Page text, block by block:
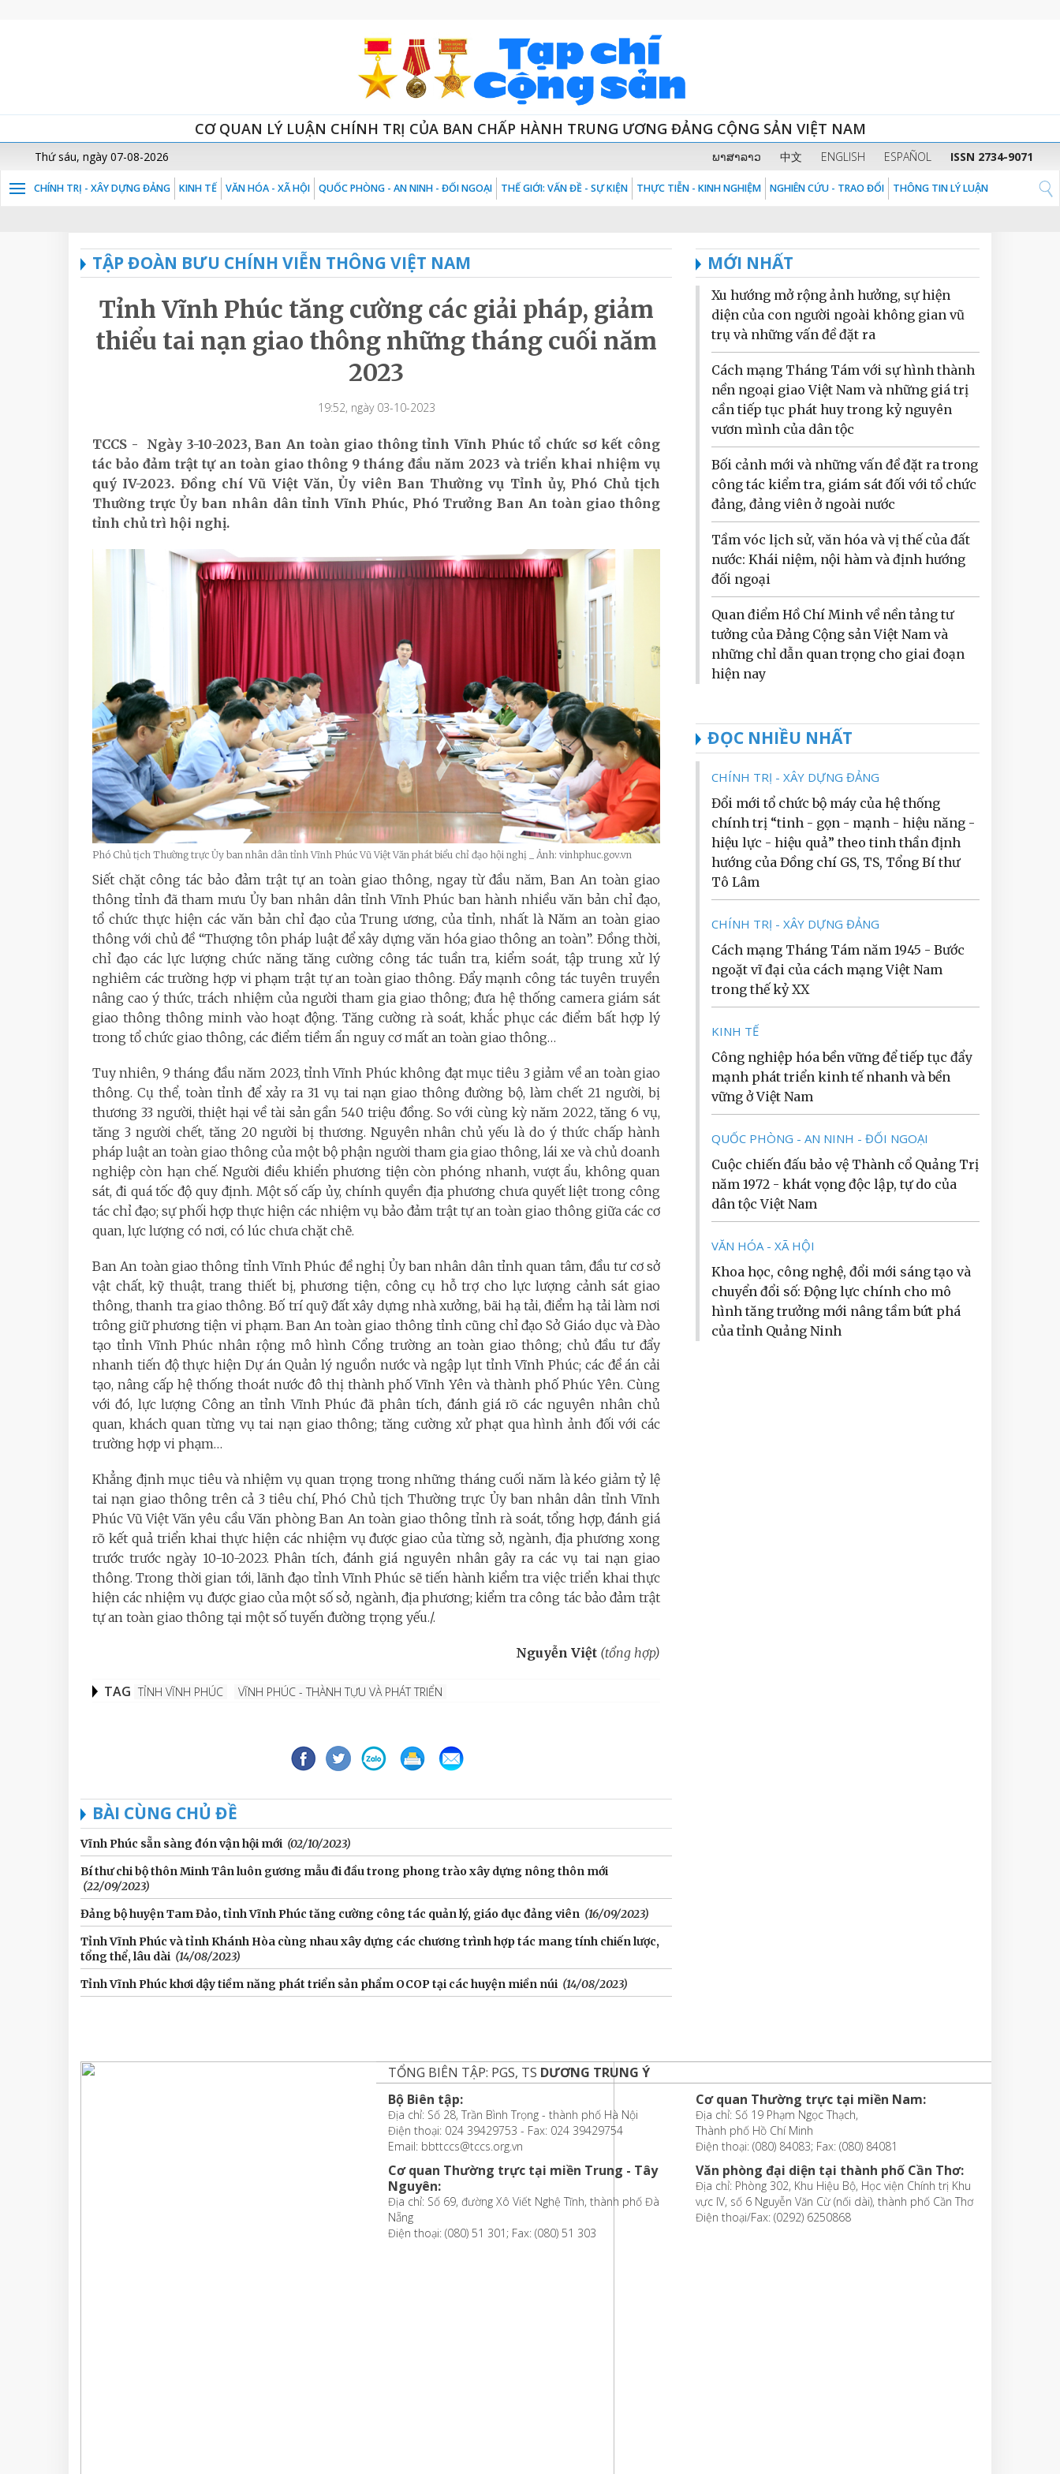
CƠ QUAN LÝ LUẬN CHÍNH TRỊ CỦA BAN CHẤP HÀNH TRUNG ƯƠNG ĐẢNG CỘNG SẢN VIỆT NAM
Thứ sáu, ngày 07-08-2026 ພາສາລາວ 中文 ENGLISH ESPAÑOL ISSN 2734-9071
CHÍNH TRỊ - XÂY DỰNG ĐẢNG KINH TẾ VĂN HÓA - XÃ HỘI QUỐC PHÒNG - AN NINH - ĐỐI NGOẠI THẾ GIỚI: VẤN ĐỀ - SỰ KIỆN THỰC TIỄN - KINH NGHIỆM NGHIÊN CỨU - TRAO ĐỔI THÔNG TIN LÝ LUẬN
TẬP ĐOÀN BƯU CHÍNH VIỄN THÔNG VIỆT NAM
Tỉnh Vĩnh Phúc tăng cường các giải pháp, giảm
thiểu tai nạn giao thông những tháng cuối năm
2023
19:52, ngày 03-10-2023
TCCS - Ngày 3-10-2023, Ban An toàn giao thông tỉnh Vĩnh Phúc tổ chức sơ kết công
tác bảo đảm trật tự an toàn giao thông 9 tháng đầu năm 2023 và triển khai nhiệm vụ
quý IV-2023. Đồng chí Vũ Việt Văn, Ủy viên Ban Thường vụ Tỉnh ủy, Phó Chủ tịch
Thường trực Ủy ban nhân dân tỉnh Vĩnh Phúc, Phó Trưởng Ban An toàn giao thông
tỉnh chủ trì hội nghị.
Phó Chủ tịch Thường trực Ủy ban nhân dân tỉnh Vĩnh Phúc Vũ Việt Văn phát biểu chỉ đạo hội nghị _ Ảnh: vinhphuc.gov.vn
Siết chặt công tác bảo đảm trật tự an toàn giao thông, ngay từ đầu năm, Ban An toàn giao
thông tỉnh đã tham mưu Ủy ban nhân dân tỉnh Vĩnh Phúc ban hành nhiều văn bản chỉ đạo,
tổ chức thực hiện các văn bản chỉ đạo của Trung ương, của tỉnh, nhất là Năm an toàn giao
thông với chủ đề “Thượng tôn pháp luật để xây dựng văn hóa giao thông an toàn”. Đồng thời,
chỉ đạo các lực lượng chức năng tăng cường công tác tuần tra, kiểm soát, tập trung xử lý
nghiêm các trường hợp vi phạm trật tự an toàn giao thông. Đẩy mạnh công tác tuyên truyền
nâng cao ý thức, trách nhiệm của người tham gia giao thông; đưa hệ thống camera giám sát
giao thông thông minh vào hoạt động. Tăng cường rà soát, khắc phục các điểm bất hợp lý
trong tổ chức giao thông, các điểm tiềm ẩn nguy cơ mất an toàn giao thông…
Tuy nhiên, 9 tháng đầu năm 2023, tỉnh Vĩnh Phúc không đạt mục tiêu 3 giảm về an toàn giao
thông. Cụ thể, toàn tỉnh để xảy ra 31 vụ tai nạn giao thông đường bộ, làm chết 21 người, bị
thương 33 người, thiệt hại về tài sản gần 540 triệu đồng. So với cùng kỳ năm 2022, tăng 6 vụ,
tăng 3 người chết, tăng 20 người bị thương. Nguyên nhân chủ yếu là do ý thức chấp hành
pháp luật an toàn giao thông của một bộ phận người tham gia giao thông, lái xe và chủ doanh
nghiệp còn hạn chế. Người điều khiển phương tiện còn phóng nhanh, vượt ẩu, không quan
sát, đi quá tốc độ quy định. Một số cấp ủy, chính quyền địa phương chưa quyết liệt trong công
tác chỉ đạo; sự phối hợp thực hiện các nhiệm vụ bảo đảm trật tự an toàn giao thông giữa các cơ
quan, lực lượng có nơi, có lúc chưa chặt chẽ.
Ban An toàn giao thông tỉnh Vĩnh Phúc đề nghị Ủy ban nhân dân tỉnh quan tâm, đầu tư cơ sở
vật chất, kỹ thuật, trang thiết bị, phương tiện, công cụ hỗ trợ cho lực lượng cảnh sát giao
thông, thanh tra giao thông. Bố trí quỹ đất xây dựng nhà xưởng, bãi hạ tải, điểm hạ tải làm nơi
trông giữ phương tiện vi phạm. Ban An toàn giao thông tỉnh cũng chỉ đạo Sở Giáo dục và Đào
tạo tỉnh Vĩnh Phúc nhân rộng mô hình Cổng trường an toàn giao thông; chủ đầu tư đẩy
nhanh tiến độ thực hiện Dự án Quản lý nguồn nước và ngập lụt tỉnh Vĩnh Phúc; các đề án cải
tạo, nâng cấp hệ thống thoát nước đô thị thành phố Vĩnh Yên và thành phố Phúc Yên. Cùng
với đó, lực lượng Công an tỉnh Vĩnh Phúc đã phân tích, đánh giá rõ các nguyên nhân chủ
quan, khách quan từng vụ tai nạn giao thông; tăng cường xử phạt qua hình ảnh đối với các
trường hợp vi phạm…
Khẳng định mục tiêu và nhiệm vụ quan trọng trong những tháng cuối năm là kéo giảm tỷ lệ
tai nạn giao thông trên cả 3 tiêu chí, Phó Chủ tịch Thường trực Ủy ban nhân dân tỉnh Vĩnh
Phúc Vũ Việt Văn yêu cầu Văn phòng Ban An toàn giao thông tỉnh rà soát, tổng hợp, đánh giá
rõ kết quả triển khai thực hiện các nhiệm vụ được giao của từng sở, ngành, địa phương xong
trước trước ngày 10-10-2023. Phân tích, đánh giá nguyên nhân gây ra các vụ tai nạn giao
thông. Trong thời gian tới, lãnh đạo tỉnh Vĩnh Phúc sẽ tiến hành kiểm tra việc triển khai thực
hiện các nhiệm vụ được giao của một số sở, ngành, địa phương; kiểm tra công tác bảo đảm trật
tự an toàn giao thông tại một số tuyến đường trọng yếu./.
Nguyễn Việt (tổng hợp)
TAG TỈNH VĨNH PHÚC VĨNH PHÚC - THÀNH TỰU VÀ PHÁT TRIỂN
BÀI CÙNG CHỦ ĐỀ
Vĩnh Phúc sẵn sàng đón vận hội mới (02/10/2023)
Bí thư chi bộ thôn Minh Tân luôn gương mẫu đi đầu trong phong trào xây dựng nông thôn mới
(22/09/2023)
Đảng bộ huyện Tam Đảo, tỉnh Vĩnh Phúc tăng cường công tác quản lý, giáo dục đảng viên (16/09/2023)
Tỉnh Vĩnh Phúc và tỉnh Khánh Hòa cùng nhau xây dựng các chương trình hợp tác mang tính chiến lược,
tổng thể, lâu dài (14/08/2023)
Tỉnh Vĩnh Phúc khơi dậy tiềm năng phát triển sản phẩm OCOP tại các huyện miền núi (14/08/2023)
MỚI NHẤT
Xu hướng mở rộng ảnh hưởng, sự hiện
diện của con người ngoài không gian vũ
trụ và những vấn đề đặt ra
Cách mạng Tháng Tám với sự hình thành
nền ngoại giao Việt Nam và những giá trị
cần tiếp tục phát huy trong kỷ nguyên
vươn mình của dân tộc
Bối cảnh mới và những vấn đề đặt ra trong
công tác kiểm tra, giám sát đối với tổ chức
đảng, đảng viên ở ngoài nước
Tầm vóc lịch sử, văn hóa và vị thế của đất
nước: Khái niệm, nội hàm và định hướng
đối ngoại
Quan điểm Hồ Chí Minh về nền tảng tư
tưởng của Đảng Cộng sản Việt Nam và
những chỉ dẫn quan trọng cho giai đoạn
hiện nay
ĐỌC NHIỀU NHẤT
CHÍNH TRỊ - XÂY DỰNG ĐẢNG
Đổi mới tổ chức bộ máy của hệ thống
chính trị “tinh - gọn - mạnh - hiệu năng -
hiệu lực - hiệu quả” theo tinh thần định
hướng của Đồng chí GS, TS, Tổng Bí thư
Tô Lâm
CHÍNH TRỊ - XÂY DỰNG ĐẢNG
Cách mạng Tháng Tám năm 1945 - Bước
ngoặt vĩ đại của cách mạng Việt Nam
trong thế kỷ XX
KINH TẾ
Công nghiệp hóa bền vững để tiếp tục đẩy
mạnh phát triển kinh tế nhanh và bền
vững ở Việt Nam
QUỐC PHÒNG - AN NINH - ĐỐI NGOẠI
Cuộc chiến đấu bảo vệ Thành cổ Quảng Trị
năm 1972 - khát vọng độc lập, tự do của
dân tộc Việt Nam
VĂN HÓA - XÃ HỘI
Khoa học, công nghệ, đổi mới sáng tạo và
chuyển đổi số: Động lực chính cho mô
hình tăng trưởng mới nâng tầm bứt phá
của tỉnh Quảng Ninh
TỔNG BIÊN TẬP: PGS, TS DƯƠNG TRUNG Ý
Bộ Biên tập:
Địa chỉ: Số 28, Trần Bình Trọng - thành phố Hà Nội
Điện thoại: 024 39429753 - Fax: 024 39429754
Email: bbttccs@tccs.org.vn
Cơ quan Thường trực tại miền Trung - Tây
Nguyên:
Địa chỉ: Số 69, đường Xô Viết Nghệ Tĩnh, thành phố Đà
Nẵng
Điện thoại: (080) 51 301; Fax: (080) 51 303
Cơ quan Thường trực tại miền Nam:
Địa chỉ: Số 19 Phạm Ngọc Thạch,
Thành phố Hồ Chí Minh
Điện thoại: (080) 84083; Fax: (080) 84081
Văn phòng đại diện tại thành phố Cần Thơ:
Địa chỉ: Phòng 302, Khu Hiệu Bộ, Học viện Chính trị Khu
vực IV, số 6 Nguyễn Văn Cừ (nối dài), thành phố Cần Thơ
Điện thoại/Fax: (0292) 6250868